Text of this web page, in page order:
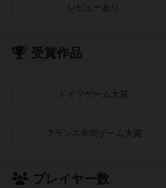
レビューあり
受賞作品
ドイツゲーム大賞
フランス年間ゲーム大賞
プレイヤー数